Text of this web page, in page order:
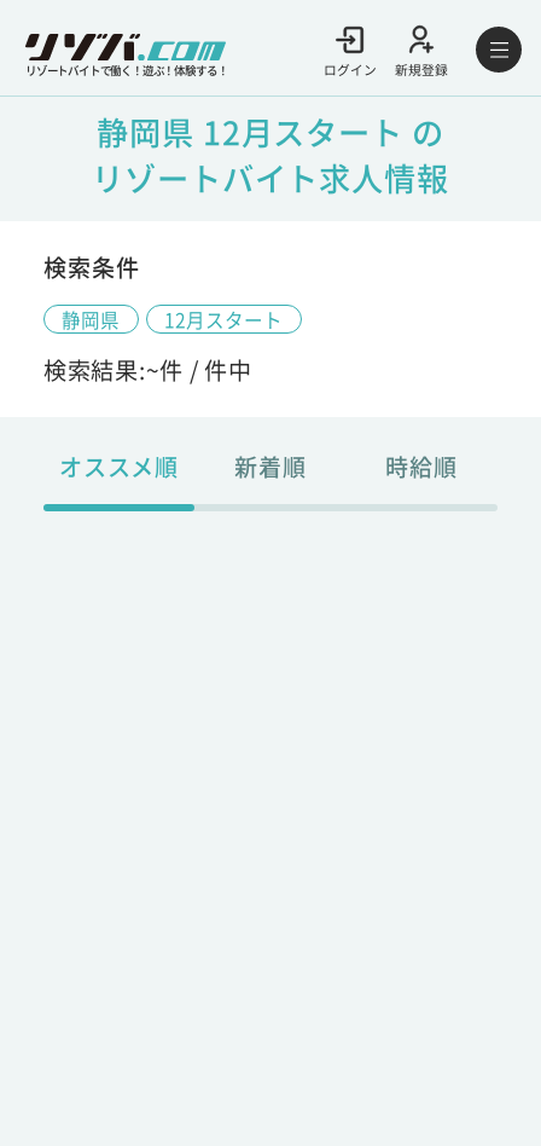
リゾートバイトで働く！遊ぶ！体験する！ ログイン 新規登録
静岡県 12月スタート の
リゾートバイト求人情報
検索条件
静岡県 12月スタート
検索結果:~件 /件中
オススメ順 新着順 時給順